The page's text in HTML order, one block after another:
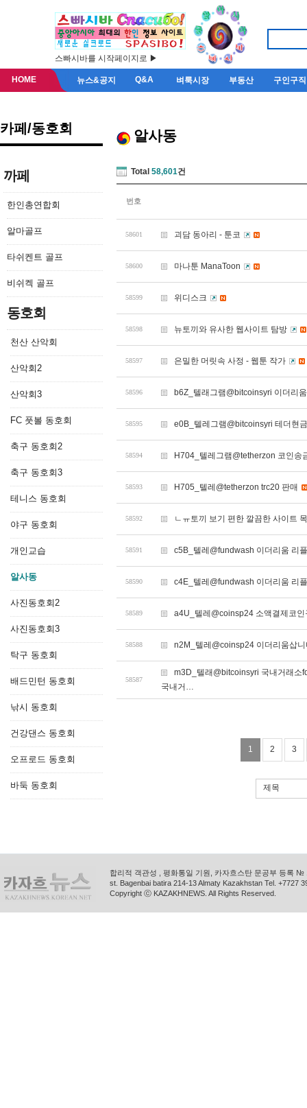
스빠시바를 시작페이지로 ▶
HOME 뉴스&공지 Q&A 벼룩시장 부동산 구인구직
카페/동호회
까페
한인총연합회
알마골프
타쉬켄트 골프
비쉬켁 골프
동호회
천산 산악회
산악회2
산악회3
FC 풋볼 동호회
축구 동호회2
축구 동호회3
테니스 동호회
야구 동호회
개인교습
알사동
사진동호회2
사진동호회3
탁구 동호회
배드민턴 동호회
낚시 동호회
건강댄스 동호회
오프로드 동호회
바둑 동호회
알사동
Total 58,601건
번호
58601 괴담 동아리 - 툰코
58600 마나툰 ManaToon
58599 위디스크
58598 뉴토끼와 유사한 웹사이트 탐방
58597 은밀한 머릿속 사정 - 웹툰 작가
58596 b6Z_텔래그램@bitcoinsyri 이더리
58595 e0B_텔레그램@bitcoinsyri 테더현
58594 H704_텔레그램@tetherzon 코인송
58593 H705_텔레@tetherzon trc20 판매
58592 ㄴㅠ토끼 보기 편한 깔끔한 사이트
58591 c5B_텔레@fundwash 이더리움 리
58590 c4E_텔레@fundwash 이더리움 리
58589 a4U_텔레@coinsp24 소액결제코
58588 n2M_텔레@coinsp24 이더리움삽
58587
m3D_텔래@bitcoinsyri 국내거래소
국내거…
1 2 3
제목
합리적 객관성 , 평화통일 기원, 카자흐스탄 문공부 등록
st. Bagenbai batira 214-13 Almaty Kazakhstan Tel. +7727
Copyright ⓒ KAZAKHNEWS. All Rights Reserved.